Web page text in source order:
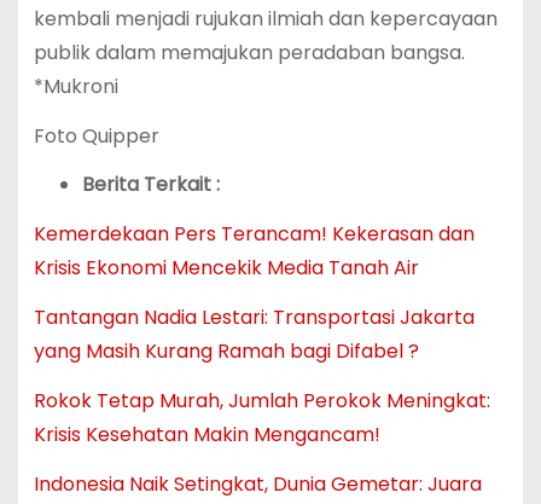
kembali menjadi rujukan ilmiah dan kepercayaan
publik dalam memajukan peradaban bangsa.
*Mukroni
Foto Quipper
Berita Terkait :
Kemerdekaan Pers Terancam! Kekerasan dan
Krisis Ekonomi Mencekik Media Tanah Air
Tantangan Nadia Lestari: Transportasi Jakarta
yang Masih Kurang Ramah bagi Difabel ?
Rokok Tetap Murah, Jumlah Perokok Meningkat:
Krisis Kesehatan Makin Mengancam!
Indonesia Naik Setingkat, Dunia Gemetar: Juara